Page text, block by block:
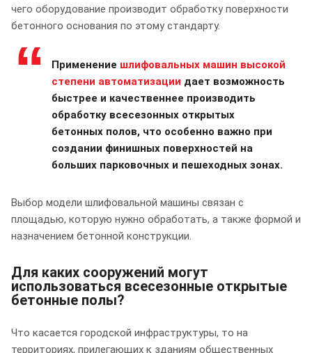
чего оборудование производит обработку поверхности
бетонного основания по этому стандарту.
Применение шлифовальных машин высокой
степени автоматизации дает возможность
быстрее и качественнее производить
обработку всесезонных открытых
бетонных полов, что особенно важно при
создании финишных поверхностей на
больших парковочных и пешеходных зонах.
Выбор модели шлифовальной машины связан с
площадью, которую нужно обработать, а также формой и
назначением бетонной конструкции.
Для каких сооружений могут
использоваться всесезонные открытые
бетонные полы?
Что касается городской инфраструктуры, то на
территориях, прилегающих к зданиям общественных